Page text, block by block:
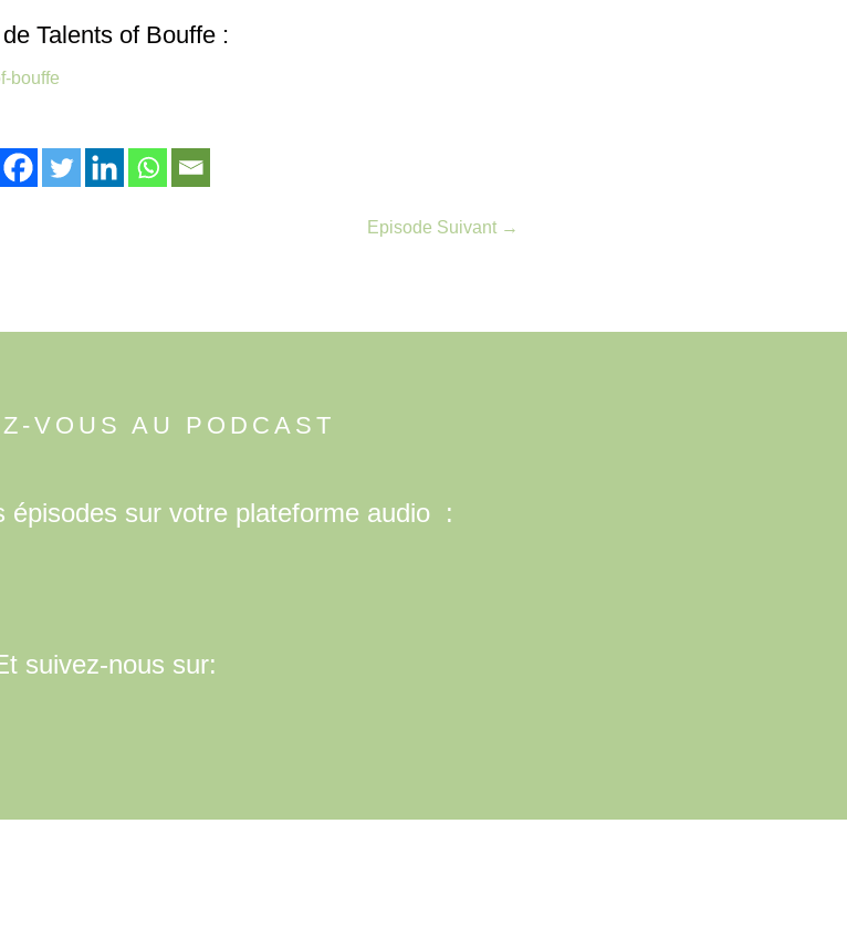
Talents of Bouffe :
bouffe
Episode Suivant →
VOUS AU PODCAST
épisodes sur votre plateforme audio :
suivez-nous sur: